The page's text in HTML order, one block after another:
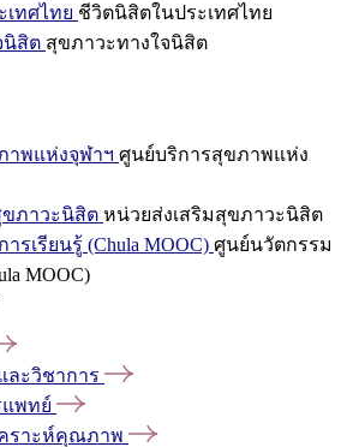
ทศไทย ชีวิตนิสิตในประเทศไทย
นิสิต สุขภาวะทางใจนิสิต
าพแห่งจุฬาฯ ศูนย์บริการสุขภาพแห่ง
ขภาวะนิสิต หน่วยส่งเสริมสุขภาวะนิสิต
รเรียนรู้ (Chula MOOC) ศูนย์นวัตกรรม
MOOC)
ละวิชาการ
แพทย์
คราะห์คุณภาพ